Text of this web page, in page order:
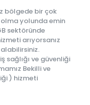
bölgede bir çok
yolunda emin
sektöründe
arıyorsanız
sağlığı ve güvenliği
Bekilli ve
) hizmeti